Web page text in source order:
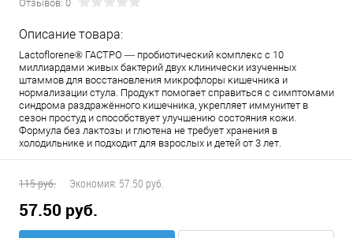
Отзывов: 0
Описание товара:
Lactoflorene® ГАСТРО — пробиотический комплекс с 10
миллиардами живых бактерий двух клинически изученных
штаммов для восстановления микрофлоры кишечника и
нормализации стула. Продукт помогает справиться с симптомами
синдрома раздражённого кишечника, укрепляет иммунитет в
сезон простуд и способствует улучшению состояния кожи.
Формула без лактозы и глютена не требует хранения в
холодильнике и подходит для взрослых и детей от 3 лет.
115 руб. Экономия: 57.50 руб.
57.50 руб.